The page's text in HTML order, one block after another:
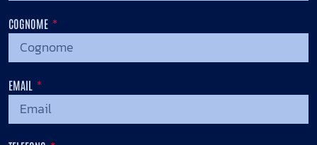
COGNOME
EMAIL